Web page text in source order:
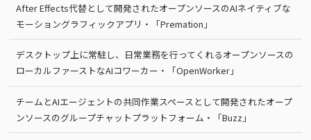
After Effects代替として開発されたオープンソースのAIネイティブな
モーショングラフィックアプリ・「Premation」
デスクトップ上に常駐し、日常業務を行ってくれるオープンソースの
ローカルファーストなAIコワーカー・「OpenWorker」
チームとAIエージェントの共同作業スペースとして開発されたオープ
ンソースのグループチャットプラットフォーム・「Buzz」